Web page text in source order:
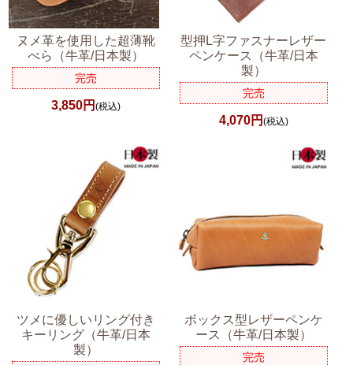
ヌメ革を使用した超薄靴
べら（牛革/日本製）
完売
3,850円(税込)
型押L字ファスナーレザー
ペンケース（牛革/日本
製）
完売
4,070円 (税込)
ツメに優しいリング付き
キーリング（牛革/日本
製）
ボックス型レザーペンケ
ース（牛革/日本製）
完売